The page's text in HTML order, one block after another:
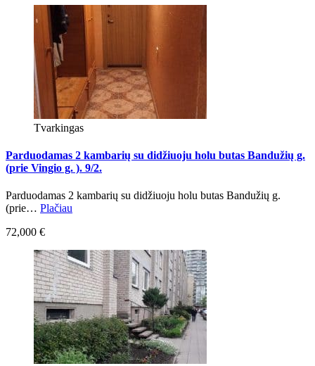
Tvarkingas
Parduodamas 2 kambarių su didžiuoju holu butas Bandužių g.
(prie Vingio g. ). 9/2.
Parduodamas 2 kambarių su didžiuoju holu butas Bandužių g.
(prie… Plačiau
72,000 €